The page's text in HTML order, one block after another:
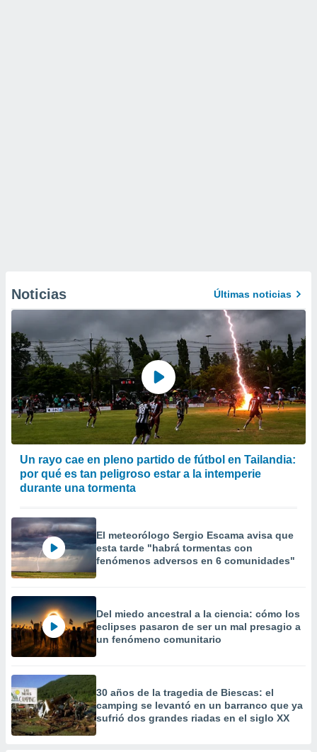
Noticias Últimas noticias
Un rayo cae en pleno partido de fútbol en Tailandia:
por qué es tan peligroso estar a la intemperie
durante una tormenta
El meteorólogo Sergio Escama avisa que
esta tarde "habrá tormentas con
fenómenos adversos en 6 comunidades"
Del miedo ancestral a la ciencia: cómo los
eclipses pasaron de ser un mal presagio a
un fenómeno comunitario
30 años de la tragedia de Biescas: el
camping se levantó en un barranco que ya
sufrió dos grandes riadas en el siglo XX